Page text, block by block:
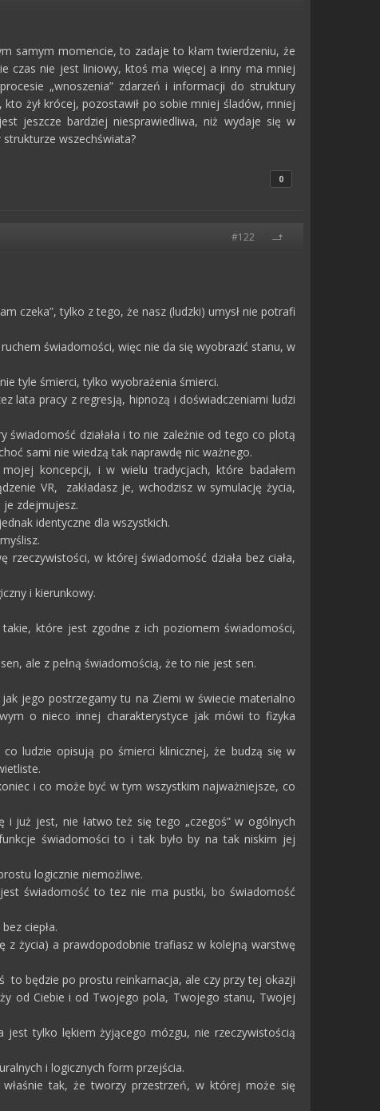
samym momencie, to zadaje to kłam twierdzeniu, że
czas nie jest liniowy, ktoś ma więcej a inny ma mniej
„wnoszenia” zdarzeń i informacji do struktury
żył krócej, pozostawił po sobie mniej śladów, mniej
jeszcze bardziej niesprawiedliwa, niż wydaje się w
wszechświata?
0
#122
czeka”, tylko z tego, że nasz (ludzki) umysł nie potrafi
świadomości, więc nie da się wyobrazić stanu, w
tyle śmierci, tylko wyobrażenia śmierci.
lata pracy z regresją, hipnozą i doświadczeniami ludzi
działała i to nie zależnie od tego co plotą
sami nie wiedzą tak naprawdę nic ważnego.
koncepcji, i w wielu tradycjach, które badałem
VR, zakładasz je, wchodzisz w symulację życia,
zdejmujesz.
identyczne dla wszystkich.
w której świadomość działa bez ciała,
i kierunkowy.
które jest zgodne z ich poziomem świadomości,
ale z pełną świadomością, że to nie jest sen.
jego postrzegamy tu na Ziemi w świecie materialno
o nieco innej charakterystyce jak mówi to fizyka
ludzie opisują po śmierci klinicznej, że budzą się w
i co może być w tym wszystkim najważniejsze, co
już jest, nie łatwo też się tego „czegoś” w ogólnych
świadomości to i tak było by na tak niskim jej
logicznie niemożliwe.
świadomość to tez nie ma pustki, bo świadomość
ciepła.
życia) a prawdopodobnie trafiasz w kolejną warstwę
będzie po prostu reinkarnacja, ale czy przy tej okazji
od Ciebie i od Twojego pola, Twojego stanu, Twojej
tylko lękiem żyjącego mózgu, nie rzeczywistością
i logicznych form przejścia.
tak, że tworzy przestrzeń, w której może się